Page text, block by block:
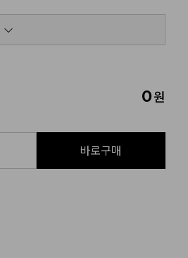
0원
바로구매